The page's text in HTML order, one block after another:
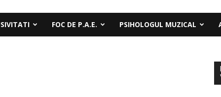
FOC DE P.A.E. PSIHOLOGUL MUZICAL